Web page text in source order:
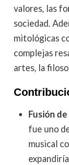
valores, las
sociedad.
mitológicas
complejas
artes, la
Fusión
fue uno
musical